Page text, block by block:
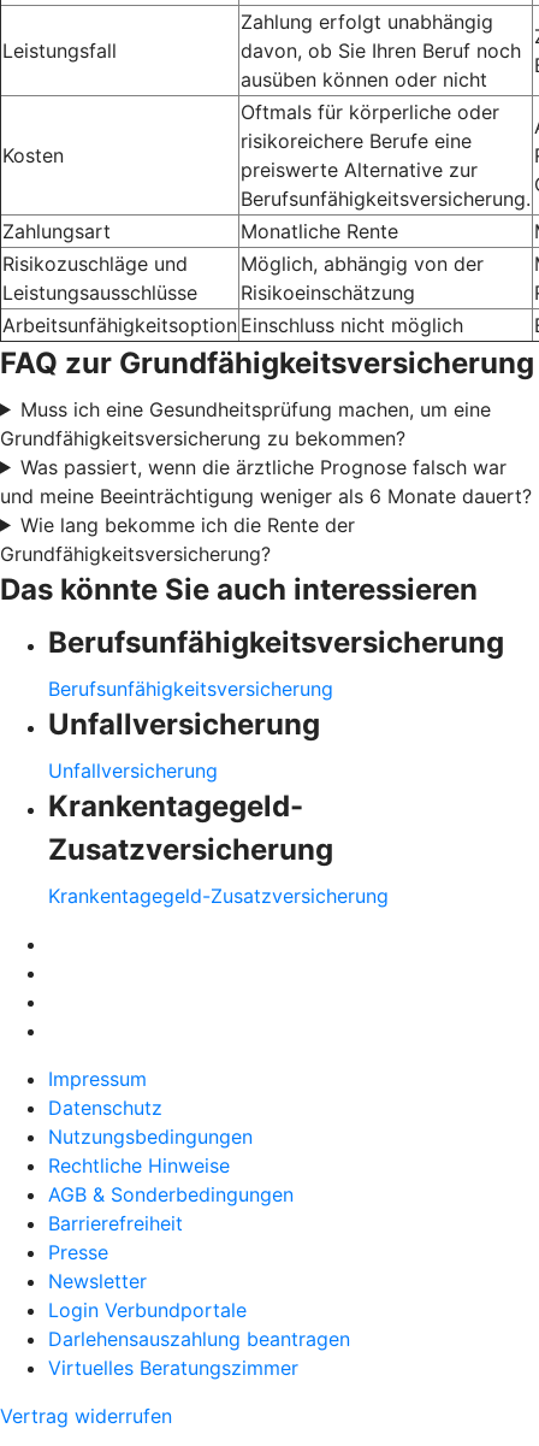
Leistungsfall
Zahlung erfolgt unabhängig
davon, ob Sie Ihren Beruf noch
ausüben können oder nicht
Kosten
Oftmals für körperliche oder
risikoreichere Berufe eine
preiswerte Alternative zur
Berufsunfähigkeitsversicherung.
Zahlungsart
Monatliche Rente
Risikozuschläge und
Leistungsausschlüsse
Möglich, abhängig von der
Risikoeinschätzung
Arbeitsunfähigkeitsoption Einschluss nicht möglich
FAQ zur Grundfähigkeitsversicherung
Muss ich eine Gesundheitsprüfung machen, um eine
Grundfähigkeitsversicherung zu bekommen?
Was passiert, wenn die ärztliche Prognose falsch war
und meine Beeinträchtigung weniger als 6 Monate dauert?
Wie lang bekomme ich die Rente der
Grundfähigkeitsversicherung?
Das könnte Sie auch interessieren
Berufsunfähigkeitsversicherung
Berufsunfähigkeitsversicherung
Unfallversicherung
Unfallversicherung
Krankentagegeld-
Zusatzversicherung
Krankentagegeld-Zusatzversicherung
Impressum
Datenschutz
Nutzungsbedingungen
Rechtliche Hinweise
AGB & Sonderbedingungen
Barrierefreiheit
Presse
Newsletter
Login Verbundportale
Darlehensauszahlung beantragen
Virtuelles Beratungszimmer
Vertrag widerrufen